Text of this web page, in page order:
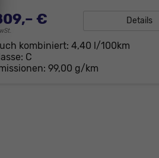
€ Details
kombiniert: 4,40 l/100km
C
99,00 g/km